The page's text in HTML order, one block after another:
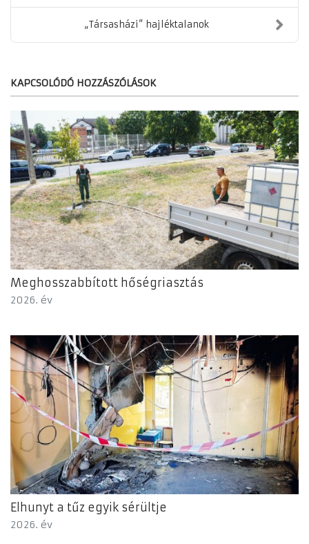
„Társasházi” hajléktalanok
KAPCSOLÓDÓ HOZZÁSZÓLÁSOK
Meghosszabbított hőségriasztás
2026. év
Elhunyt a tűz egyik sérültje
2026. év